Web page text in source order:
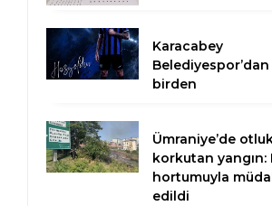
Karacabey
Belediyespor’dan
birden
Ümraniye’de
korkutan yangın:
hortumuyla
edildi